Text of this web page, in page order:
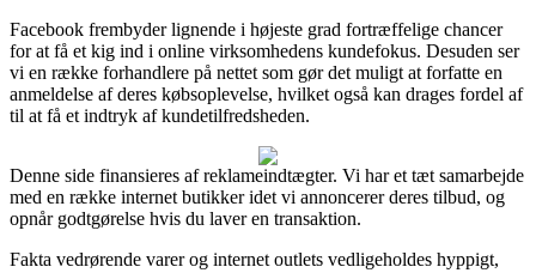
Facebook frembyder lignende i højeste grad fortræffelige chancer
for at få et kig ind i online virksomhedens kundefokus. Desuden ser
vi en række forhandlere på nettet som gør det muligt at forfatte en
anmeldelse af deres købsoplevelse, hvilket også kan drages fordel af
til at få et indtryk af kundetilfredsheden.
Denne side finansieres af reklameindtægter. Vi har et tæt samarbejde
med en række internet butikker idet vi annoncerer deres tilbud, og
opnår godtgørelse hvis du laver en transaktion.
Fakta vedrørende varer og internet outlets vedligeholdes hyppigt,